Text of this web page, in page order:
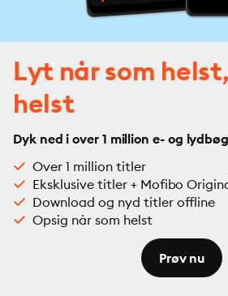
Lyt når som
helst
Dyk ned i over 1 million e- og
Over 1 million titler
Eksklusive titler + Mofibo
Download og nyd titler offline
Opsig når som helst
Prøv nu